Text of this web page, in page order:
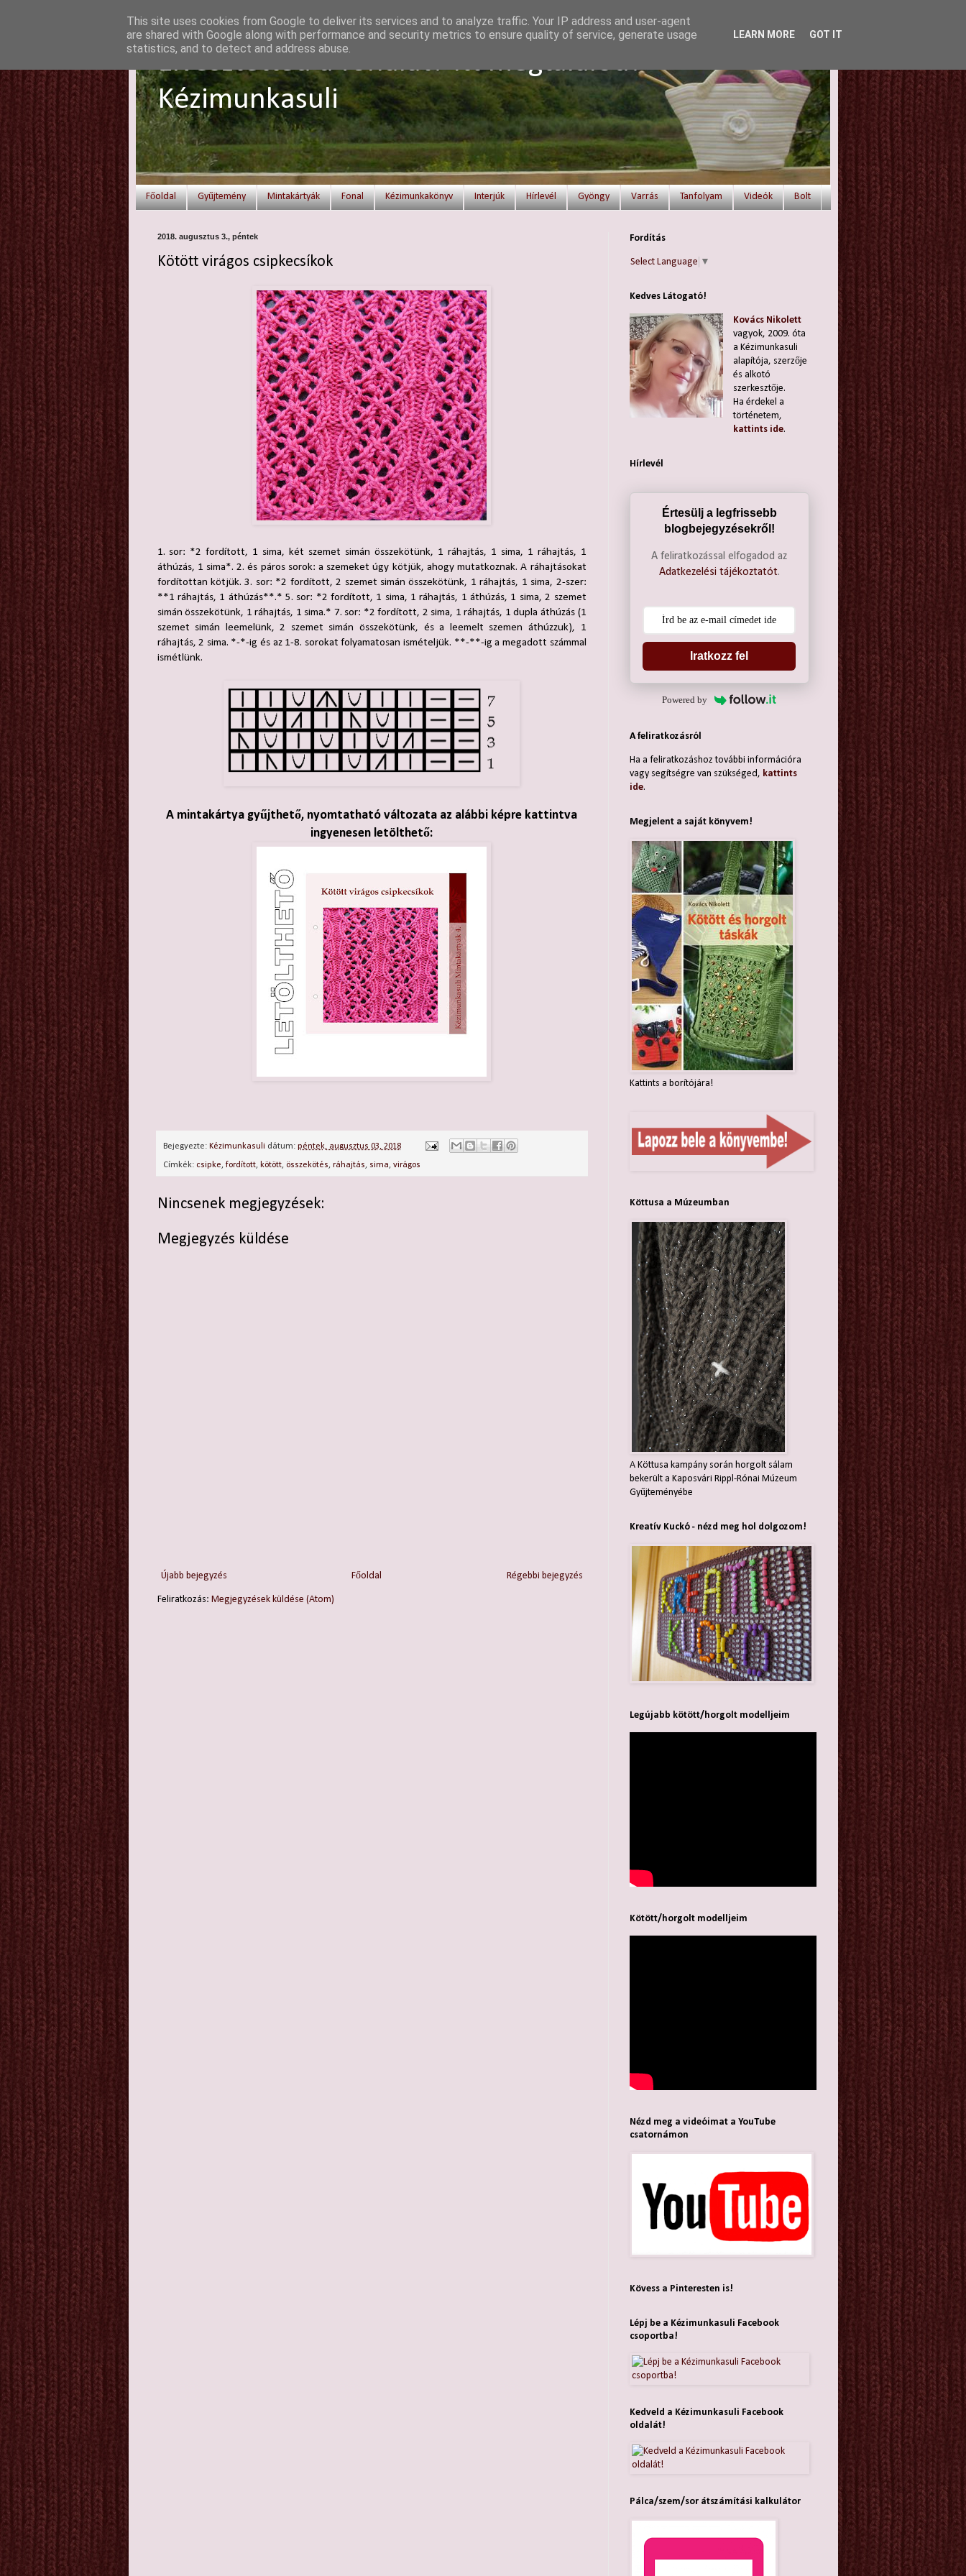
Elvesztetted a fonalat? Itt megtalálod!
Kézimunkasuli
Főoldal Gyűjtemény Mintakártyák Fonal Kézimunkakönyv Interjúk Hírlevél Gyöngy Varrás Tanfolyam Videók Bolt
2018. augusztus 3., péntek
Kötött virágos csipkecsíkok
1. sor: *2 fordított, 1 sima, két szemet simán összekötünk, 1 ráhajtás, 1 sima, 1 ráhajtás, 1
áthúzás, 1 sima*. 2. és páros sorok: a szemeket úgy kötjük, ahogy mutatkoznak. A ráhajtásokat
fordítottan kötjük. 3. sor: *2 fordított, 2 szemet simán összekötünk, 1 ráhajtás, 1 sima, 2-szer:
**1 ráhajtás, 1 áthúzás**.* 5. sor: *2 fordított, 1 sima, 1 ráhajtás, 1 áthúzás, 1 sima, 2 szemet
simán összekötünk, 1 ráhajtás, 1 sima.* 7. sor: *2 fordított, 2 sima, 1 ráhajtás, 1 dupla áthúzás (1
szemet simán leemelünk, 2 szemet simán összekötünk, és a leemelt szemen áthúzzuk), 1
ráhajtás, 2 sima. *-*-ig és az 1-8. sorokat folyamatosan ismételjük. **-**-ig a megadott számmal
ismétlünk.
A mintakártya gyűjthető, nyomtatható változata az alábbi képre kattintva
ingyenesen letölthető:
Bejegyezte: Kézimunkasuli dátum: péntek, augusztus 03, 2018
Címkék: csipke, fordított, kötött, összekötés, ráhajtás, sima, virágos
Nincsenek megjegyzések:
Megjegyzés küldése
Újabb bejegyzés Régebbi bejegyzés
Főoldal
Feliratkozás: Megjegyzések küldése (Atom)
Fordítás
Select Language ▼
Kedves Látogató!
Kovács Nikolett
vagyok, 2009. óta
a Kézimunkasuli
alapítója, szerzője
és alkotó
szerkesztője.
Ha érdekel a
történetem,
kattints ide.
Hírlevél
Értesülj a legfrissebb
blogbejegyzésekről!
A feliratkozással elfogadod az
Adatkezelési tájékoztatót.
Iratkozz fel
Powered by
A feliratkozásról
Ha a feliratkozáshoz további információra
vagy segítségre van szükséged, kattints
ide.
Megjelent a saját könyvem!
Kattints a borítójára!
Köttusa a Múzeumban
A Köttusa kampány során horgolt sálam
bekerült a Kaposvári Rippl-Rónai Múzeum
Gyűjteményébe
Kreatív Kuckó - nézd meg hol dolgozom!
Legújabb kötött/horgolt modelljeim
Kötött/horgolt modelljeim
Nézd meg a videóimat a YouTube
csatornámon
Kövess a Pinteresten is!
Lépj be a Kézimunkasuli Facebook
csoportba!
Kedveld a Kézimunkasuli Facebook
oldalát!
Pálca/szem/sor átszámítási kalkulátor
This site uses cookies from Google to deliver its services and to analyze traffic. Your IP address and user-agent
are shared with Google along with performance and security metrics to ensure quality of service, generate usage
statistics, and to detect and address abuse.
LEARN MORE GOT IT